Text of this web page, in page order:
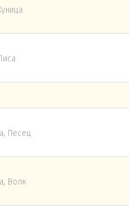
Песец
Волк